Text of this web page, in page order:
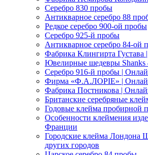
Серебро 830 пробы
Антикварное серебро 88
Редкое серебро 900-ой пробы
Серебро 925-й пробы
Антикварное серебро 84-ой
Фабрика Клингирта Густава
Ювелирные шедевры Shanks
Серебро 916-й пробы |
Фирма «Ф.А.ЛОРIЕ» |
Фабрика Постникова |
Британские серебряные
Годовые клейма пробирной
Особенности клеймения
Франции
Городские клейма Лондона
других городов